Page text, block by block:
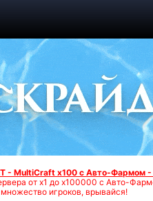
- MultiCraft x100 с Авто-Фармом
от х1 до х100000 с Авто-
игроков, врывайся!